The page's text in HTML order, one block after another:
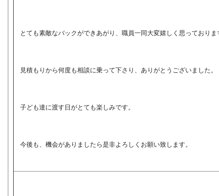
とても素敵なバックができあがり、職員一同大変嬉しく思っておりま
見積もりから何度も相談に乗って下さり、ありがとうございました。
子ども達に渡す日がとても楽しみです。
今後も、機会がありましたら是非よろしくお願い致します。